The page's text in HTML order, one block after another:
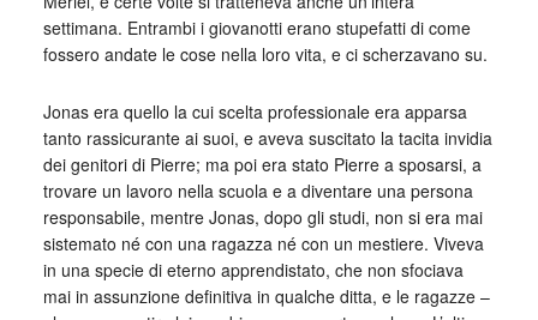
settimana. Entrambi i giovanotti erano stupefatti di come
fossero andate le cose nella loro vita, e ci scherzavano su.
Jonas era quello la cui scelta professionale era apparsa
tanto rassicurante ai suoi, e aveva suscitato la tacita invidia
dei genitori di Pierre; ma poi era stato Pierre a sposarsi, a
trovare un lavoro nella scuola e a diventare una persona
responsabile, mentre Jonas, dopo gli studi, non si era mai
sistemato né con una ragazza né con un mestiere. Viveva
in una specie di eterno apprendistato, che non sfociava
mai in assunzione definitiva in qualche ditta, e le ragazze –